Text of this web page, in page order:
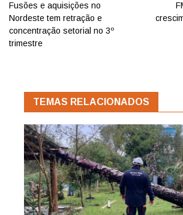
Fusões e aquisições no
Nordeste tem retração e
concentração setorial no 3º
trimestre
TEMAS RELACIONADOS